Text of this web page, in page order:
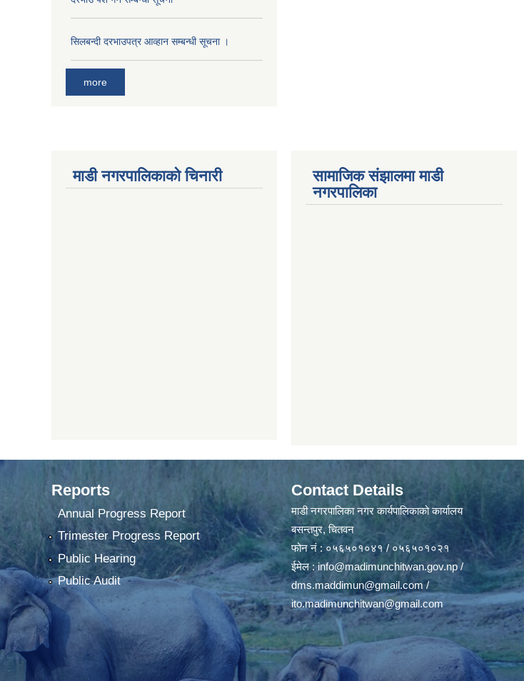
सिलबन्दी दरभाउपत्र आव्हान सम्बन्धी सूचना ।
more
माडी नगरपालिकाको चिनारी
सामाजिक संझालमा माडी
नगरपालिका
Reports
Annual Progress Report
Trimester Progress Report
Public Hearing
Public Audit
Contact Details
माडी नगरपालिका नगर कार्यपालिकाको कार्यालय
बसन्तपुर, चितवन
फोन नं : ०५६५०१०४१ / ०५६५०१०२१
ईमेल :info@madimunchitwan.gov.np /
dms.maddimun@gmail.com/
ito.madimunchitwan@gmail.com